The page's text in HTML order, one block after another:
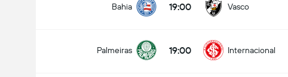
Bahia 19:00 Vasco
Palmeiras 19:00 Internacional